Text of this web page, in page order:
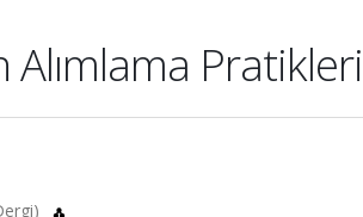
Alımlama Pratikleri